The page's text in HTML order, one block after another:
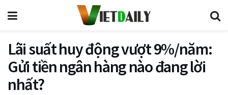
Lãi suất huy động vượt 9%/năm:
Gửi tiền ngân hàng nào đang lời
nhất?